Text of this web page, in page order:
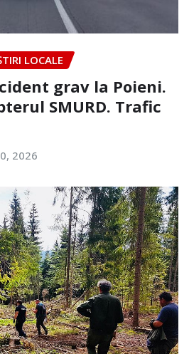
LOCALE
grav la Poieni.
SMURD. Trafic
2026